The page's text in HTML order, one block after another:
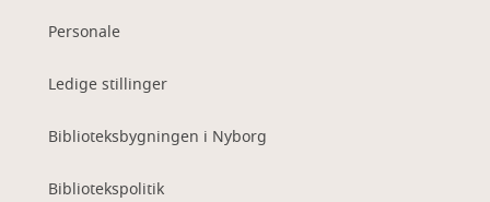
Personale
Ledige stillinger
Biblioteksbygningen i Nyborg
Bibliotekspolitik